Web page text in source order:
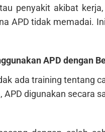
penyakit akibat
APD tidak memadai.
APD dengan
ada training tentang
digunakan secara